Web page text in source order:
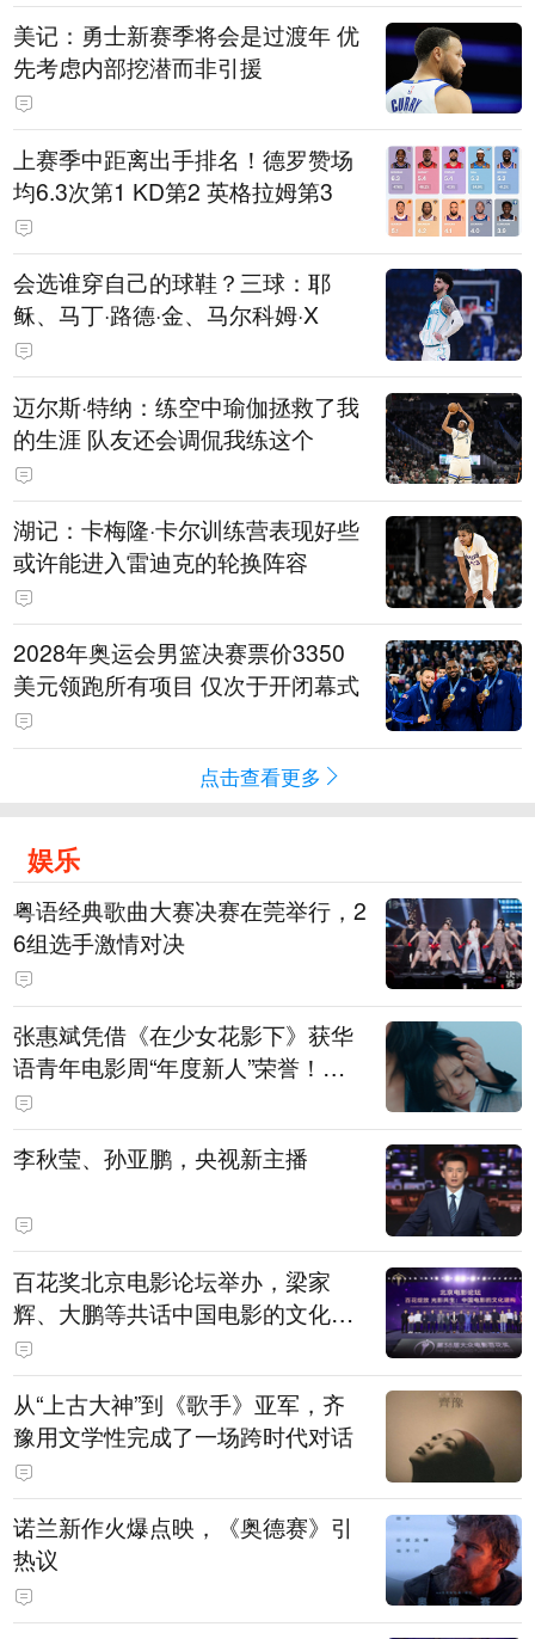
美记：勇士新赛季将会是过渡年 优
先考虑内部挖潜而非引援
上赛季中距离出手排名！德罗赞场
均6.3次第1 KD第2 英格拉姆第3
会选谁穿自己的球鞋？三球：耶
稣、马丁·路德·金、马尔科姆·X
迈尔斯·特纳：练空中瑜伽拯救了我
的生涯 队友还会调侃我练这个
湖记：卡梅隆·卡尔训练营表现好些
或许能进入雷迪克的轮换阵容
2028年奥运会男篮决赛票价3350
美元领跑所有项目 仅次于开闭幕式
点击查看更多
娱乐
粤语经典歌曲大赛决赛在莞举行，2
6组选手激情对决
张惠斌凭借《在少女花影下》获华
语青年电影周“年度新人”荣誉！该
电影全程在广州取景，采用粤语对
白，主演均为广州本土演员
李秋莹、孙亚鹏，央视新主播
百花奖北京电影论坛举办，梁家
辉、大鹏等共话中国电影的文化建
构
从“上古大神”到《歌手》亚军，齐
豫用文学性完成了一场跨时代对话
诺兰新作火爆点映，《奥德赛》引
热议